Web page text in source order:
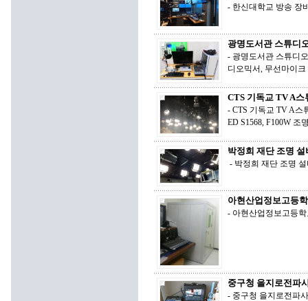
- 한신대학교 방송 장
광명도서관 스튜디
- 광명도서관 스튜디
디오믹서, 무선마이크
CTS 기독교 TV A스
- CTS 기독교 TV A스
ED S1568, F100W 조
박정희 재단 조명 설
- 박정희 재단 조명
아현산업정보고등
- 아현산업정보고등
중구청 을지로전파
- 중구청 을지로전파